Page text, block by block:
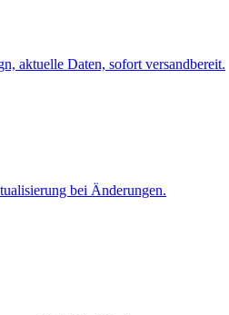
aktuelle Daten, sofort versandbereit.
bei Änderungen.